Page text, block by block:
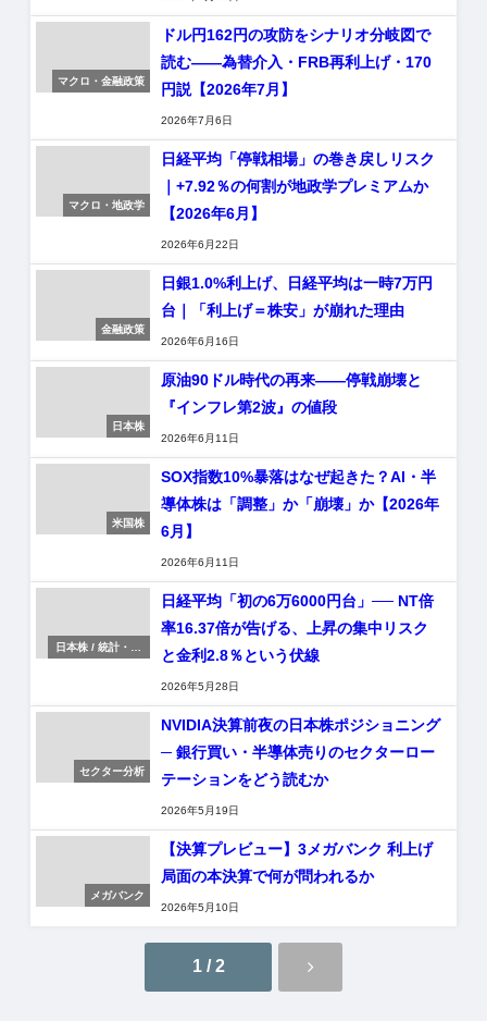
マクロ・金融政策
ドル円162円の攻防をシナリオ分岐図で
読む——為替介入・FRB再利上げ・170
円説【2026年7月】
2026年7月6日
マクロ・地政学
日経平均「停戦相場」の巻き戻しリスク
｜+7.92％の何割が地政学プレミアムか
【2026年6月】
2026年6月22日
金融政策
日銀1.0%利上げ、日経平均は一時7万円
台｜「利上げ＝株安」が崩れた理由
2026年6月16日
日本株
原油90ドル時代の再来——停戦崩壊と
『インフレ第2波』の値段
2026年6月11日
米国株
SOX指数10%暴落はなぜ起きた？AI・半
導体株は「調整」か「崩壊」か【2026年
6月】
2026年6月11日
日本株 / 統計・テ
日経平均「初の6万6000円台」── NT倍
率16.37倍が告げる、上昇の集中リスク
と金利2.8％という伏線
2026年5月28日
セクター分析
NVIDIA決算前夜の日本株ポジショニング
─ 銀行買い・半導体売りのセクターロー
テーションをどう読むか
2026年5月19日
メガバンク
【決算プレビュー】3メガバンク 利上げ
局面の本決算で何が問われるか
2026年5月10日
1 / 2